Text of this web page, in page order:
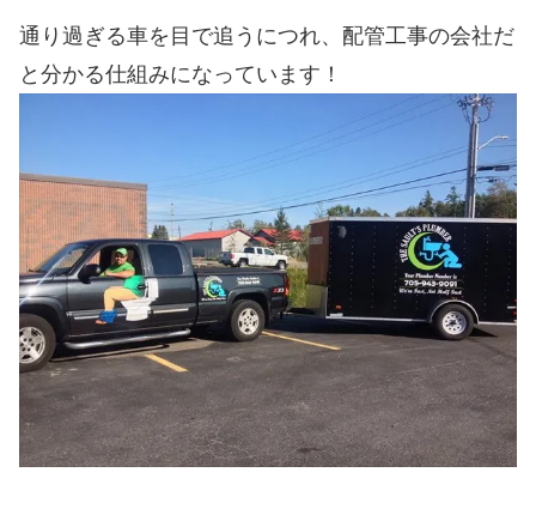
通り過ぎる車を目で追うにつれ、配管工事の会社だ
と分かる仕組みになっています！